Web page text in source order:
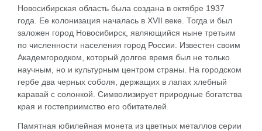
Новосибирская область была создана в октябре 1937
года. Ее колонизация началась в XVII веке. Тогда и был
заложен город Новосибирск, являющийся ныне третьим
по численности населения город России. Известен своим
Академгородком, который долгое время был не только
научным, но и культурным центром страны. На городском
гербе два черных соболя, держащих в лапах хлебный
каравай с солонкой. Символизирует природные богатства
края и гостеприимство его обитателей.
Памятная юбилейная монета из цветных металлов серии